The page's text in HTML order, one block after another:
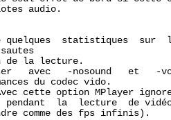
audio.
quelques  statistiques  sur
de la lecture.
avec   -nosound   et   -
du codec vido.
cette option MPlayer
pendant  la  lecture  de
comme des fps infinis).